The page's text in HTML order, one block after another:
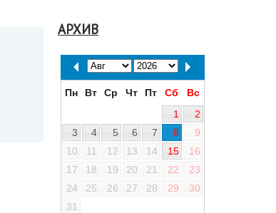
АРХИВ
Пн Вт Ср Чт Пт Сб
Вс
1
2
3
4 5 6 7 8
9
10
11 12 13 14 15
16
17
18 19 20 21 22
23
24
25 26 27 28 29
30
31